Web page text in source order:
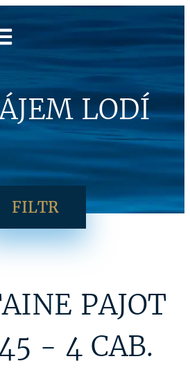
LODÍ
FILTR
PAJOT
- 4 CAB.